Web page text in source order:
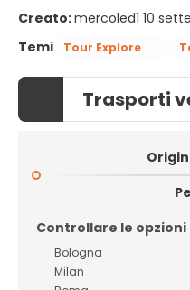
Creato:mercoledì 10
Temi
Tour Explore
Trasporti
Controllare le
Bologna
Milan